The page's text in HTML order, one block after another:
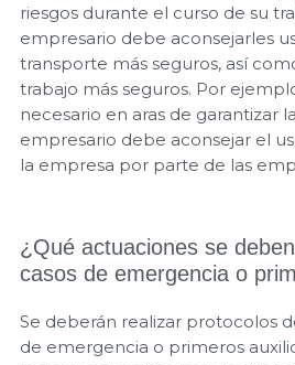
riesgos durante el curso de su
empresario debe aconsejarles
transporte más seguros, así
trabajo más seguros. Por
necesario en aras de garantizar
empresario debe aconsejar el
la empresa por parte de las
¿Qué actuaciones se
casos de emergencia o
Se deberán realizar protocolos
de emergencia o primeros